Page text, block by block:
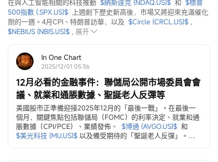
在與人工智能相關的科技推動 $納斯達克 (NDAQ.US)$
  和
$標普
500指數 (.SPX.US)$
  上週創下歷史新高後，市場又將迎來充滿催化
劑的一週。4月CPI、特朗普訪華，以及 $Circle (CRCL.US)$
$NEBIUS (NBIS.US)$ , 展开
In One Chart
2025/12/01 05:36
12月必看的金融事件：聯儲局公開市場委員會會
議、就業和通脹數據、聖誕老人反彈等
美國股市正準備迎接2025年12月的「最後一戰」。在最後一
個月，關鍵焦點包括聯儲局（FOMC）的利率決定、就業和通
脹數據（CPI/PCE）、業績發佈、
$博通 (AVGO.US)$ 和
$美光科技 (MU.US)$ 以及備受期待的「聖誕老人反彈」。